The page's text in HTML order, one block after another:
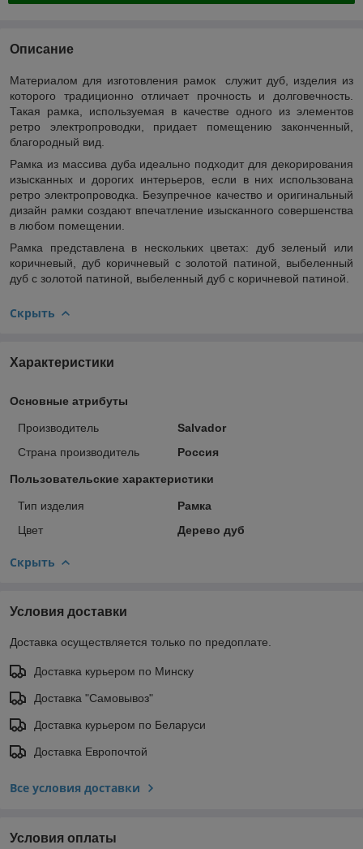
Описание
Материалом для изготовления рамок служит дуб, изделия из
которого традиционно отличает прочность и долговечность.
Такая рамка, используемая в качестве одного из элементов
ретро электропроводки, придает помещению законченный,
благородный вид.
Рамка из массива дуба идеально подходит для декорирования
изысканных и дорогих интерьеров, если в них использована
ретро электропроводка. Безупречное качество и оригинальный
дизайн рамки создают впечатление изысканного совершенства
в любом помещении.
Рамка представлена в нескольких цветах: дуб зеленый или
коричневый, дуб коричневый с золотой патиной, выбеленный
дуб с золотой патиной, выбеленный дуб с коричневой патиной.
Скрыть
Характеристики
Основные атрибуты
Производитель
Salvador
Страна производитель
Россия
Пользовательские характеристики
Тип изделия
Рамка
Цвет
Дерево дуб
Скрыть
Условия доставки
Доставка осуществляется только по предоплате.
Доставка курьером по Минску
Доставка "Самовывоз"
Доставка курьером по Беларуси
Доставка Европочтой
Все условия доставки
Условия оплаты